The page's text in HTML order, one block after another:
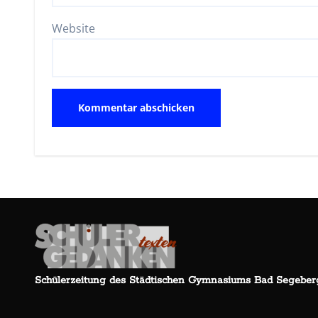
Website
Schülerzeitung des Städtischen Gymnasiums Bad